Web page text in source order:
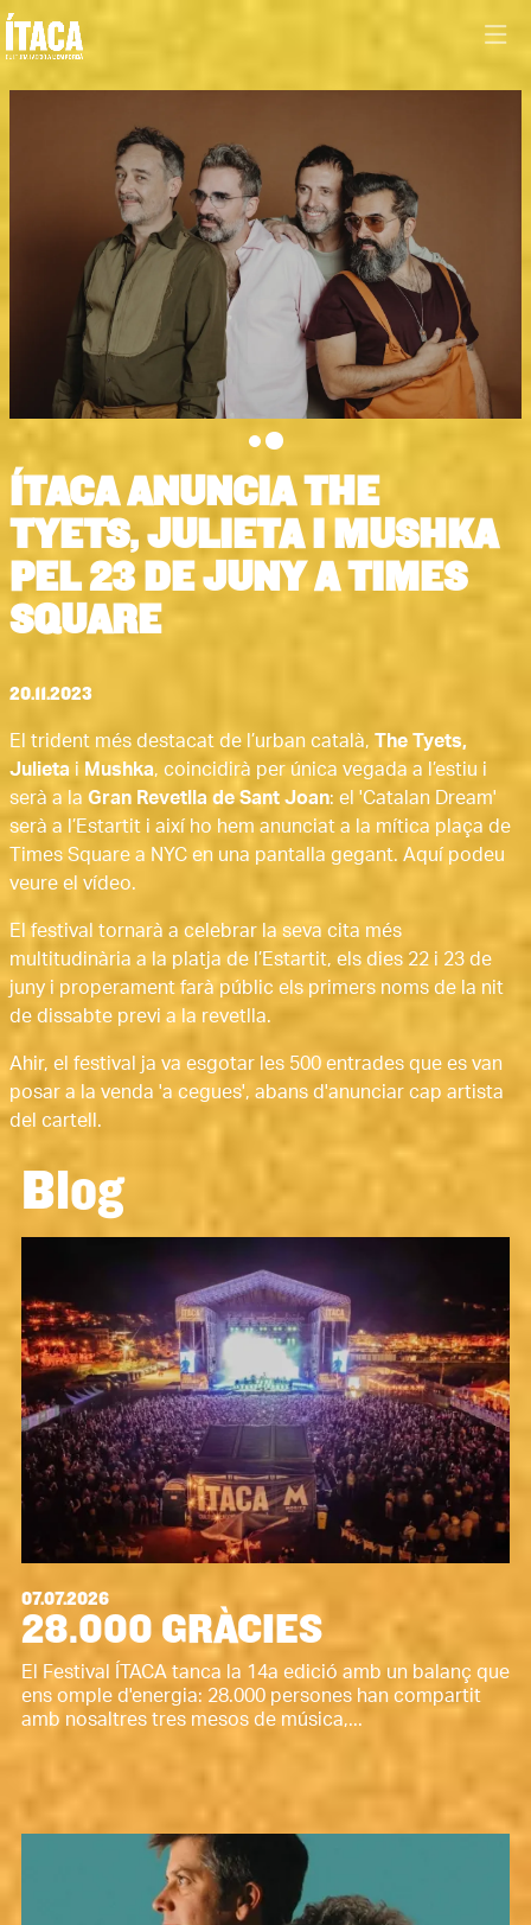
Diapositiva 2 de 2: Love of Lesbian
ÍTACA ANUNCIA THE
TYETS, JULIETA I MUSHKA
PEL 23 DE JUNY A TIMES
SQUARE
20.11.2023
El trident més destacat de l’urban català, The Tyets,
Julieta i Mushka, coincidirà per única vegada a l’estiu i
serà a la Gran Revetlla de Sant Joan: el 'Catalan Dream'
serà a l’Estartit i així ho hem anunciat a la mítica plaça de
Times Square a NYC en una pantalla gegant. Aquí podeu
veure el vídeo.
El festival tornarà a celebrar la seva cita més
multitudinària a la platja de l’Estartit, els dies 22 i 23 de
juny i properament farà públic els primers noms de la nit
de dissabte previ a la revetlla.
Ahir, el festival ja va esgotar les 500 entrades que es van
posar a la venda 'a cegues', abans d'anunciar cap artista
del cartell.
Blog
07.07.2026
28.000 GRÀCIES
El Festival ÍTACA tanca la 14a edició amb un balanç que
ens omple d'energia: 28.000 persones han compartit
amb nosaltres tres mesos de música,...